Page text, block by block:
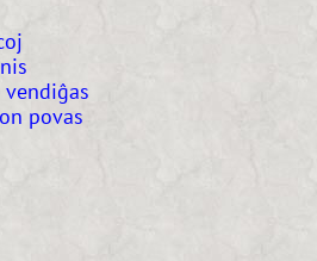
povas